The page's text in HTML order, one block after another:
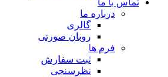
تماس با ما
درباره ما
گالری
روبان صورتی
فرم ها
ثبت سفارش
نظرسنجی